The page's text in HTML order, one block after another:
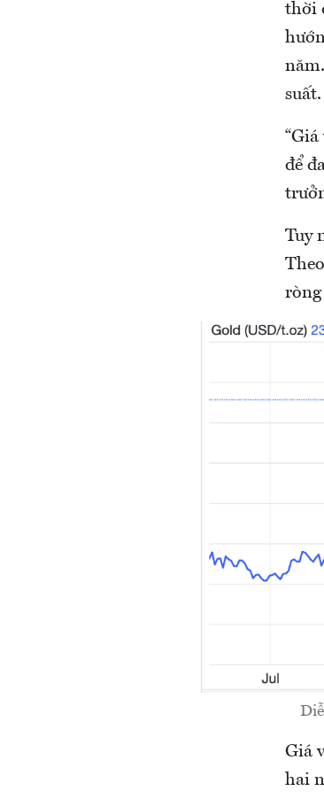
thời
suất.
để
Tuy
ròng
Giá
hai